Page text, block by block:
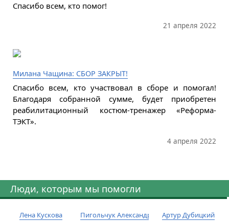
Спасибо всем, кто помог!
21 апреля 2022
Милана Чащина: СБОР ЗАКРЫТ!
Спасибо всем, кто участвовал в сборе и помогал!
Благодаря собранной сумме, будет приобретен
реабилитационный костюм-тренажер «Реформа-
ТЭКТ».
4 апреля 2022
Люди, которым мы помогли
Лена Кускова Пигольчук Александр Артур Дубицкий